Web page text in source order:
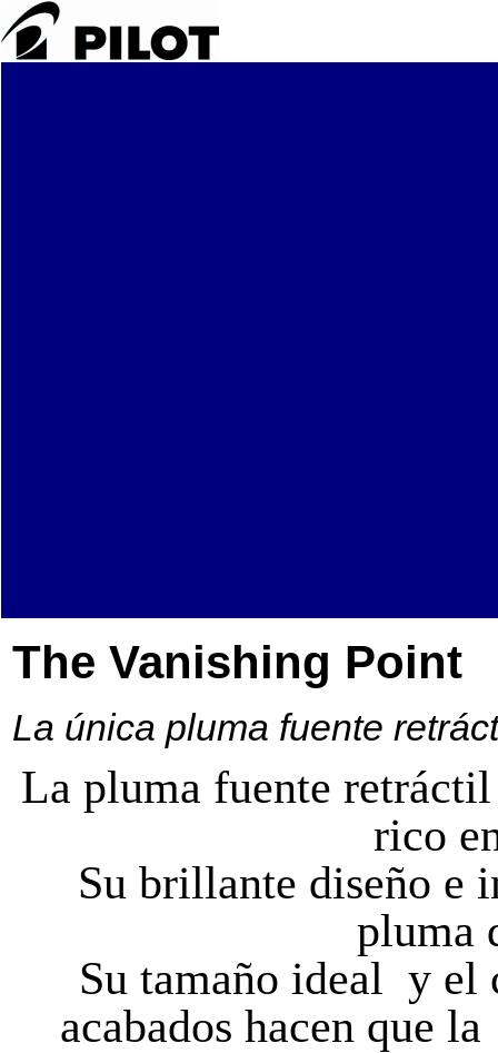
The Vanishing Point
La única pluma fuente
La pluma fuente
rico
Su brillante diseño e
pluma
Su tamaño ideal y el
acabados hacen que la